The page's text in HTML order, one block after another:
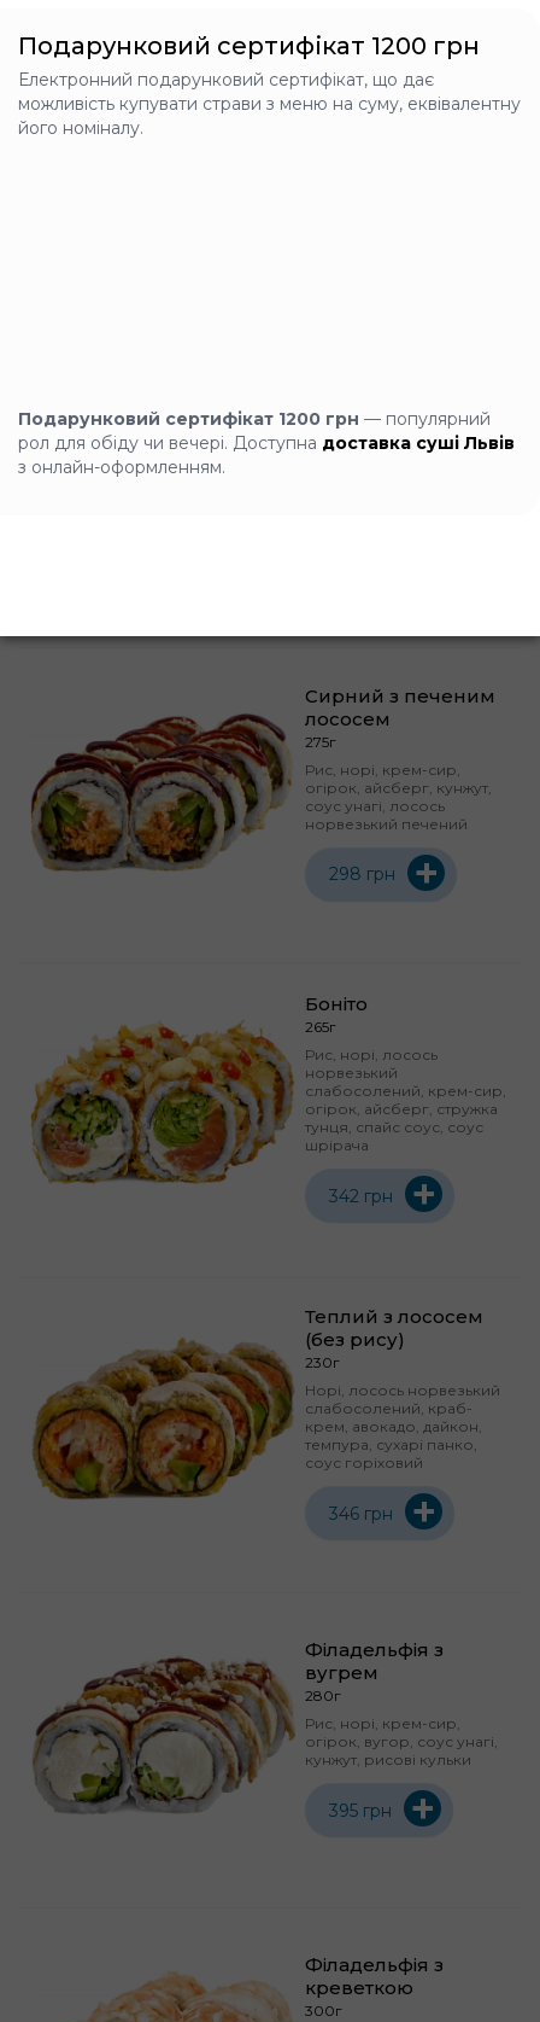
Подарунковий сертифікат 1200 грн
Електронний подарунковий сертифікат, що дає
можливість купувати страви з меню на суму, еквівалентну
його номіналу.
Подарунковий сертифікат 1200 грн — популярний
рол для обіду чи вечері. Доступна доставка суші Львів
з онлайн-оформленням.
Рол з ікрою та крем-
сиром
260г
260г
Рис, норі, крем-сир,
Сирний з печеним
лососем
275г
Рис, норі, крем-сир,
огірок, айсберг, кунжут,
соус унагі, лосось
норвезький печений
298 грн +
Боніто
265г
Рис, норі, лосось
норвезький
слабосолений, крем-сир,
огірок, айсберг, стружка
тунця, спайс соус, соус
шрірача
342 грн +
Теплий з лососем
(без рису)
230г
Норі, лосось норвезький
слабосолений, краб-
крем, авокадо, дайкон,
темпура, сухарі панко,
соус горіховий
346 грн +
Філадельфія з
вугрем
280г
Рис, норі, крем-сир,
огірок, вугор, соус унагі,
кунжут, рисові кульки
395 грн +
Філадельфія з
креветкою
300г